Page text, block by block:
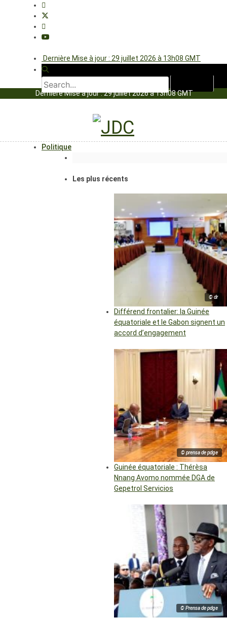
Dernière Mise à jour : 29 juillet 2026 à 13h08 GMT
Dernière Mise à jour : 29 juillet 2026 à 13h08 GMT
Politique
Les plus récents
© dr
Différend frontalier: la Guinée
équatoriale et le Gabon signent un
accord d’engagement
© prensa de pdge
Guinée équatoriale : Thérèsa
Nnang Avomo nommée DGA de
Gepetrol Servicios
© Prensa de pdge